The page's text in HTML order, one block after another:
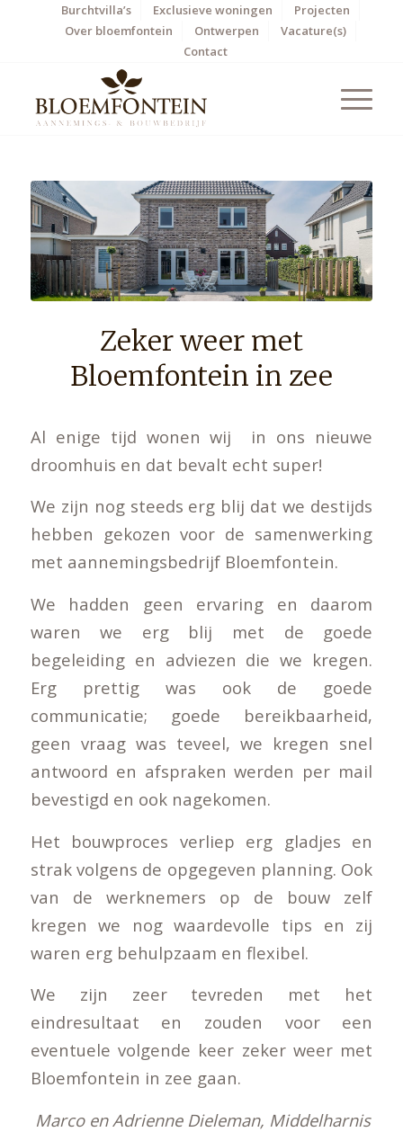
Burchtvilla’s Exclusieve woningen
Projecten
Over bloemfontein
Ontwerpen
Vacature(s)
Contact
Zeker weer met
Bloemfontein in zee
Al enige tijd wonen wij in ons nieuwe
droomhuis en dat bevalt echt super!
We zijn nog steeds erg blij dat we destijds
hebben gekozen voor de samenwerking
met aannemingsbedrijf Bloemfontein.
We hadden geen ervaring en daarom
waren we erg blij met de goede
begeleiding en adviezen die we kregen.
Erg prettig was ook de goede
communicatie; goede bereikbaarheid,
geen vraag was teveel, we kregen snel
antwoord en afspraken werden per mail
bevestigd en ook nagekomen.
Het bouwproces verliep erg gladjes en
strak volgens de opgegeven planning. Ook
van de werknemers op de bouw zelf
kregen we nog waardevolle tips en zij
waren erg behulpzaam en flexibel.
We zijn zeer tevreden met het
eindresultaat en zouden voor een
eventuele volgende keer zeker weer met
Bloemfontein in zee gaan.
Marco en Adrienne Dieleman, Middelharnis